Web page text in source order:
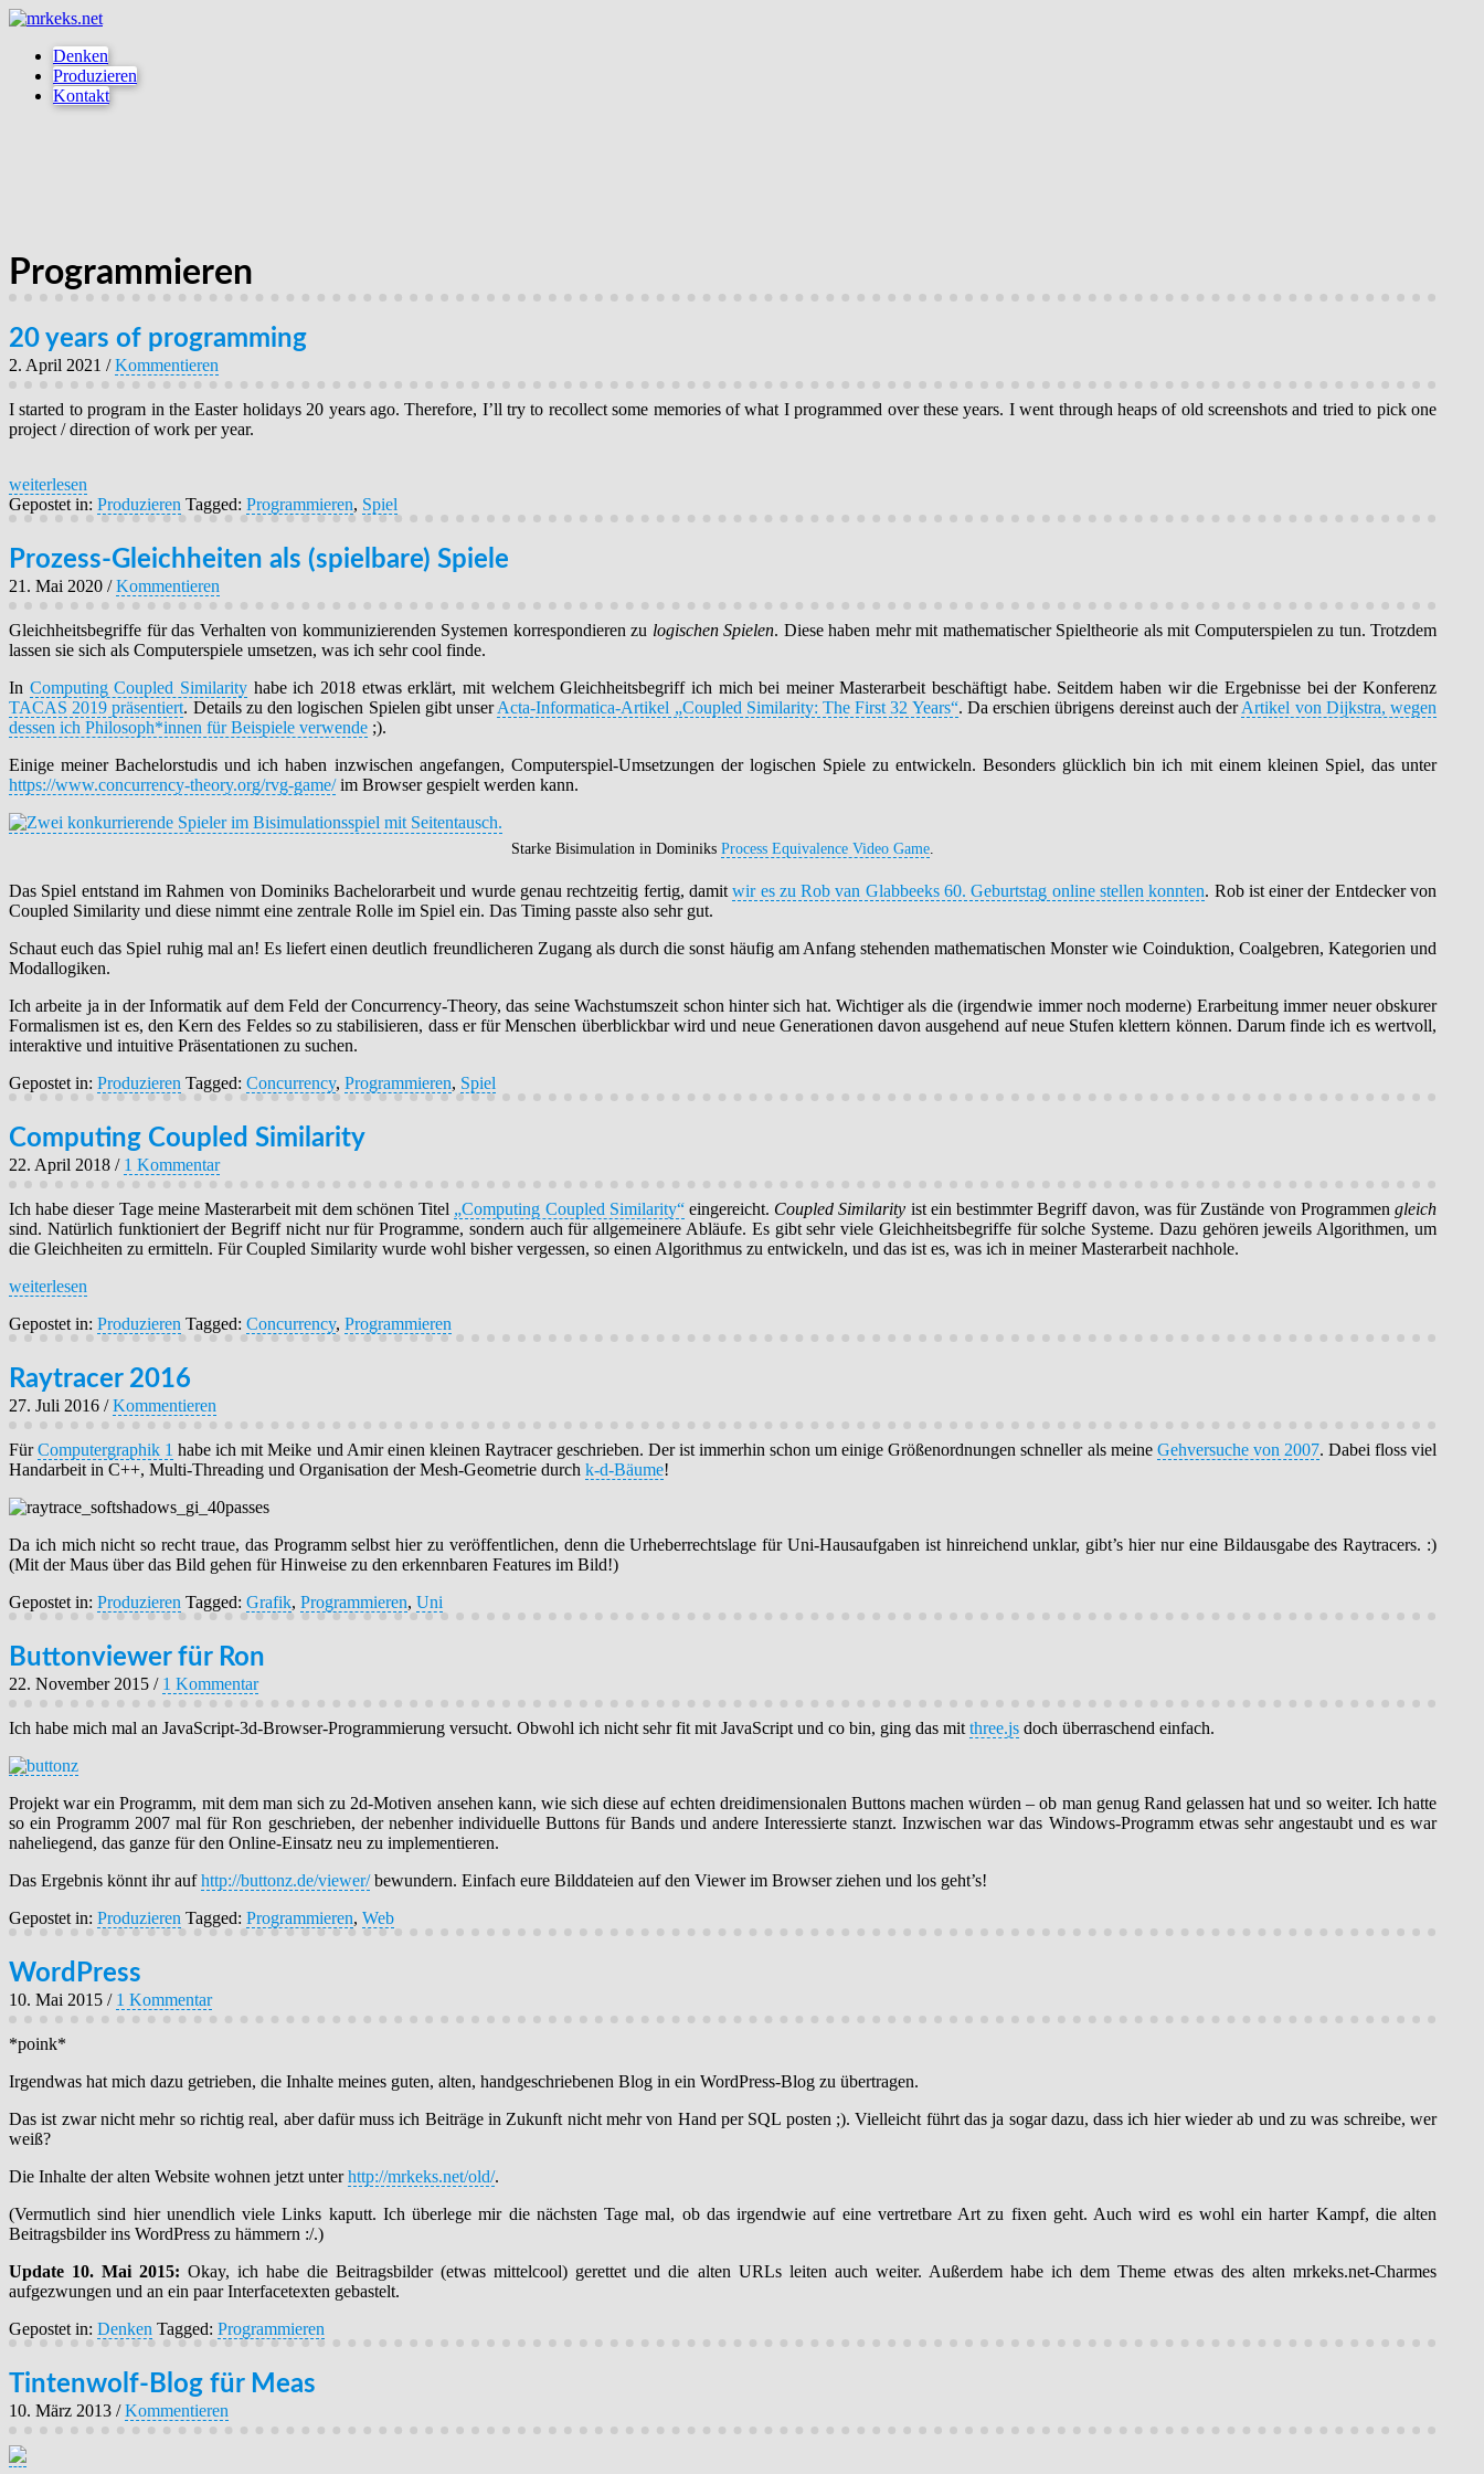
Denken
Produzieren
Kontakt
Programmieren
20 years of programming
2. April 2021 /Kommentieren
I started to program in the Easter holidays 20 years ago. Therefore, I’ll try to recollect some memories of what I programmed over these years. I went through heaps of old screenshots and tried to pick one
project / direction of work per year.
weiterlesen
Gepostet in: Produzieren Tagged: Programmieren, Spiel
Prozess-Gleichheiten als (spielbare) Spiele
21. Mai 2020 /Kommentieren
Gleichheitsbegriffe für das Verhalten von kommunizierenden Systemen korrespondieren zu logischen Spielen. Diese haben mehr mit mathematischer Spieltheorie als mit Computerspielen zu tun. Trotzdem
lassen sie sich als Computerspiele umsetzen, was ich sehr cool finde.
In Computing Coupled Similarityhabe ich 2018 etwas erklärt, mit welchem Gleichheitsbegriff ich mich bei meiner Masterarbeit beschäftigt habe. Seitdem haben wir die Ergebnisse bei der Konferenz
TACAS 2019 präsentiert. Details zu den logischen Spielen gibt unserActa-Informatica-Artikel „Coupled Similarity: The First 32 Years“. Da erschien übrigens dereinst auch derArtikel von Dijkstra, wegen
dessen ich Philosoph*innen für Beispiele verwende ;).
Einige meiner Bachelorstudis und ich haben inzwischen angefangen, Computerspiel-Umsetzungen der logischen Spiele zu entwickeln. Besonders glücklich bin ich mit einem kleinen Spiel, das unter
https://www.concurrency-theory.org/rvg-game/im Browser gespielt werden kann.
Starke Bisimulation in Dominiks Process Equivalence Video Game.
Das Spiel entstand im Rahmen von Dominiks Bachelorarbeit und wurde genau rechtzeitig fertig, damitwir es zu Rob van Glabbeeks 60. Geburtstag online stellen konnten. Rob ist einer der Entdecker von
Coupled Similarity und diese nimmt eine zentrale Rolle im Spiel ein. Das Timing passte also sehr gut.
Schaut euch das Spiel ruhig mal an! Es liefert einen deutlich freundlicheren Zugang als durch die sonst häufig am Anfang stehenden mathematischen Monster wie Coinduktion, Coalgebren, Kategorien und
Modallogiken.
Ich arbeite ja in der Informatik auf dem Feld der Concurrency-Theory, das seine Wachstumszeit schon hinter sich hat. Wichtiger als die (irgendwie immer noch moderne) Erarbeitung immer neuer obskurer
Formalismen ist es, den Kern des Feldes so zu stabilisieren, dass er für Menschen überblickbar wird und neue Generationen davon ausgehend auf neue Stufen klettern können. Darum finde ich es wertvoll,
interaktive und intuitive Präsentationen zu suchen.
Gepostet in: Produzieren Tagged: Concurrency, Programmieren, Spiel
Computing Coupled Similarity
22. April 2018 / 1 Kommentar
Ich habe dieser Tage meine Masterarbeit mit dem schönen Titel „Computing Coupled Similarity“eingereicht. Coupled Similarity ist ein bestimmter Begriff davon, was für Zustände von Programmengleich
sind. Natürlich funktioniert der Begriff nicht nur für Programme, sondern auch für allgemeinere Abläufe. Es gibt sehr viele Gleichheitsbegriffe für solche Systeme. Dazu gehören jeweils Algorithmen, um
die Gleichheiten zu ermitteln. Für Coupled Similarity wurde wohl bisher vergessen, so einen Algorithmus zu entwickeln, und das ist es, was ich in meiner Masterarbeit nachhole.
weiterlesen
Gepostet in: Produzieren Tagged: Concurrency, Programmieren
Raytracer 2016
27. Juli 2016 /Kommentieren
FürComputergraphik 1 habe ich mit Meike und Amir einen kleinen Raytracer geschrieben. Der ist immerhin schon um einige Größenordnungen schneller als meine Gehversuche von 2007. Dabei floss viel
Handarbeit in C++, Multi-Threading und Organisation der Mesh-Geometrie durch k-d-Bäume!
Da ich mich nicht so recht traue, das Programm selbst hier zu veröffentlichen, denn die Urheberrechtslage für Uni-Hausaufgaben ist hinreichend unklar, gibt’s hier nur eine Bildausgabe des Raytracers. :)
(Mit der Maus über das Bild gehen für Hinweise zu den erkennbaren Features im Bild!)
Gepostet in: Produzieren Tagged: Grafik, Programmieren, Uni
Buttonviewer für Ron
22. November 2015 / 1 Kommentar
Ich habe mich mal an JavaScript-3d-Browser-Programmierung versucht. Obwohl ich nicht sehr fit mit JavaScript und co bin, ging das mit three.js doch überraschend einfach.
Projekt war ein Programm, mit dem man sich zu 2d-Motiven ansehen kann, wie sich diese auf echten dreidimensionalen Buttons machen würden – ob man genug Rand gelassen hat und so weiter. Ich hatte
so ein Programm 2007 mal für Ron geschrieben, der nebenher individuelle Buttons für Bands und andere Interessierte stanzt. Inzwischen war das Windows-Programm etwas sehr angestaubt und es war
naheliegend, das ganze für den Online-Einsatz neu zu implementieren.
Das Ergebnis könnt ihr aufhttp://buttonz.de/viewer/bewundern. Einfach eure Bilddateien auf den Viewer im Browser ziehen und los geht’s!
Gepostet in: Produzieren Tagged: Programmieren, Web
WordPress
10. Mai 2015 / 1 Kommentar
*poink*
Irgendwas hat mich dazu getrieben, die Inhalte meines guten, alten, handgeschriebenen Blog in ein WordPress-Blog zu übertragen.
Das ist zwar nicht mehr so richtig real, aber dafür muss ich Beiträge in Zukunft nicht mehr von Hand per SQL posten ;). Vielleicht führt das ja sogar dazu, dass ich hier wieder ab und zu was schreibe, wer
weiß?
Die Inhalte der alten Website wohnen jetzt unterhttp://mrkeks.net/old/.
(Vermutlich sind hier unendlich viele Links kaputt. Ich überlege mir die nächsten Tage mal, ob das irgendwie auf eine vertretbare Art zu fixen geht. Auch wird es wohl ein harter Kampf, die alten
Beitragsbilder ins WordPress zu hämmern :/.)
Update 10. Mai 2015: Okay, ich habe die Beitragsbilder (etwas mittelcool) gerettet und die alten URLs leiten auch weiter. Außerdem habe ich dem Theme etwas des alten mrkeks.net-Charmes
aufgezwungen und an ein paar Interfacetexten gebastelt.
Gepostet in: Denken Tagged: Programmieren
Tintenwolf-Blog für Meas
10. März 2013 /Kommentieren